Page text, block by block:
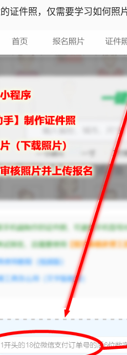
证件照，仅需要学习如何照